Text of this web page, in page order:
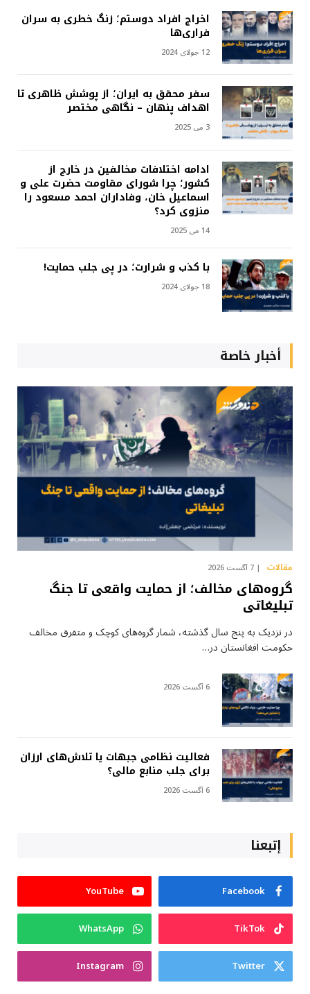
اخراج افراد دوستم؛ زنگ خطری به سران
فراری‌ها
12 جولای 2024
سفر محقق به ایران؛ از پوشش ظاهری تا
اهداف پنهان – نگاهی مختصر
3 می 2025
ادامه اختلافات مخالفین در خارج از
کشور؛ چرا شورای مقاومت حضرت علی و
اسماعیل خان، وفاداران احمد مسعود را
منزوی کرد؟
14 می 2025
با کذب و شرارت؛ در پی جلب حمایت!
18 جولای 2024
أخبار خاصة
مقالات 7 آگست 2026
گروه‌های مخالف؛ از حمایت واقعی تا جنگ
تبلیغاتی
در نزدیک به پنج سال گذشته، شمار گروه‌های کوچک و متفرق مخالف
حکومت افغانستان در…
6 آگست 2026
فعالیت نظامی جبهات یا تلاش‌های ارزان
برای جلب منابع مالی؟
6 آگست 2026
إتبعنا
Facebook
YouTube
TikTok
WhatsApp
Twitter
Instagram